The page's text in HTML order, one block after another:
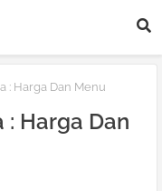
: Harga Dan Menu
: Harga Dan